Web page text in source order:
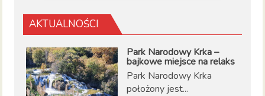
AKTUALNOŚCI
Park Narodowy Krka –
bajkowe miejsce na relaks
Park Narodowy Krka
położony jest...